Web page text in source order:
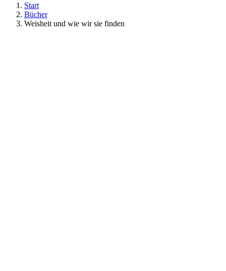
Start
Bücher
Weisheit und wie wir sie finden